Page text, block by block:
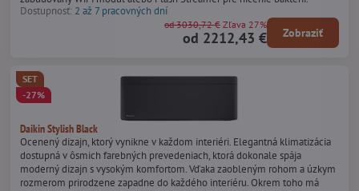
Dostupnosť: 2 až 7 pracovných dní
od 2212,43 €
od 3030,72 € Zľava 27%
Zobraziť
Daikin Stylish Black
SET
-27%
Ocenený dizajn, ktorý vynikne v každom interiéri. Elegantná klimatizácia
dostupná v ôsmich farebných prevedeniach, ktorá dokonale spája
moderný dizajn s vysokým komfortom. Vďaka zaobleným rohom a úzkym
rozmerom prirodzene zapadne do každého interiéru. Okrem toho má